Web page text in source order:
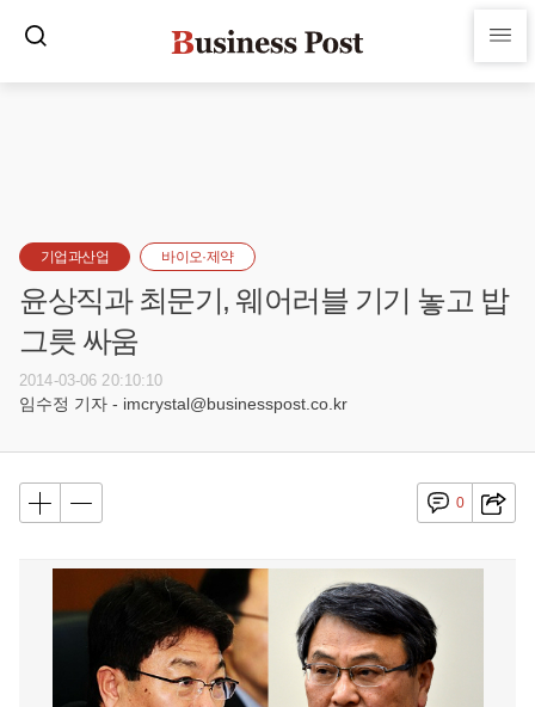
기업과산업 바이오·제약
윤상직과 최문기, 웨어러블 기기 놓고 밥
그릇 싸움
2014-03-06 20:10:10
임수정 기자 - imcrystal@businesspost.co.kr
0